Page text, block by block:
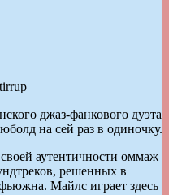
джаз-фанкового дуэта
на сей раз в одиночку.
аутентичности оммаж
решенных в
Майлс играет здесь